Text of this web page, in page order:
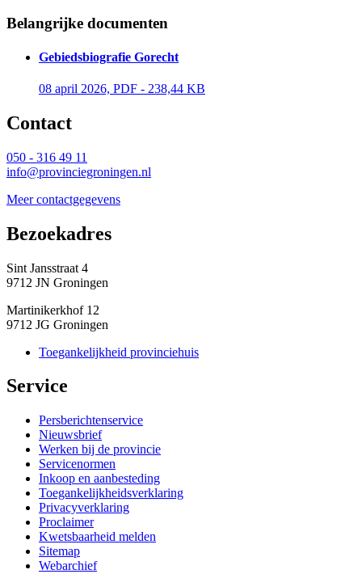
Belangrijke documenten
Gebiedsbiografie Gorecht
08 april 2026, PDF - 238,44 KB
Contact
050 - 316 49 11
info@provinciegroningen.nl
Meer contactgegevens
Bezoekadres
Sint Jansstraat 4
9712 JN Groningen
Martinikerkhof 12
9712 JG Groningen
Toegankelijkheid provinciehuis
Service
Persberichtenservice
Nieuwsbrief
Werken bij de provincie
Servicenormen
Inkoop en aanbesteding
Toegankelijkheidsverklaring
Privacyverklaring
Proclaimer
Kwetsbaarheid melden
Sitemap
Webarchief